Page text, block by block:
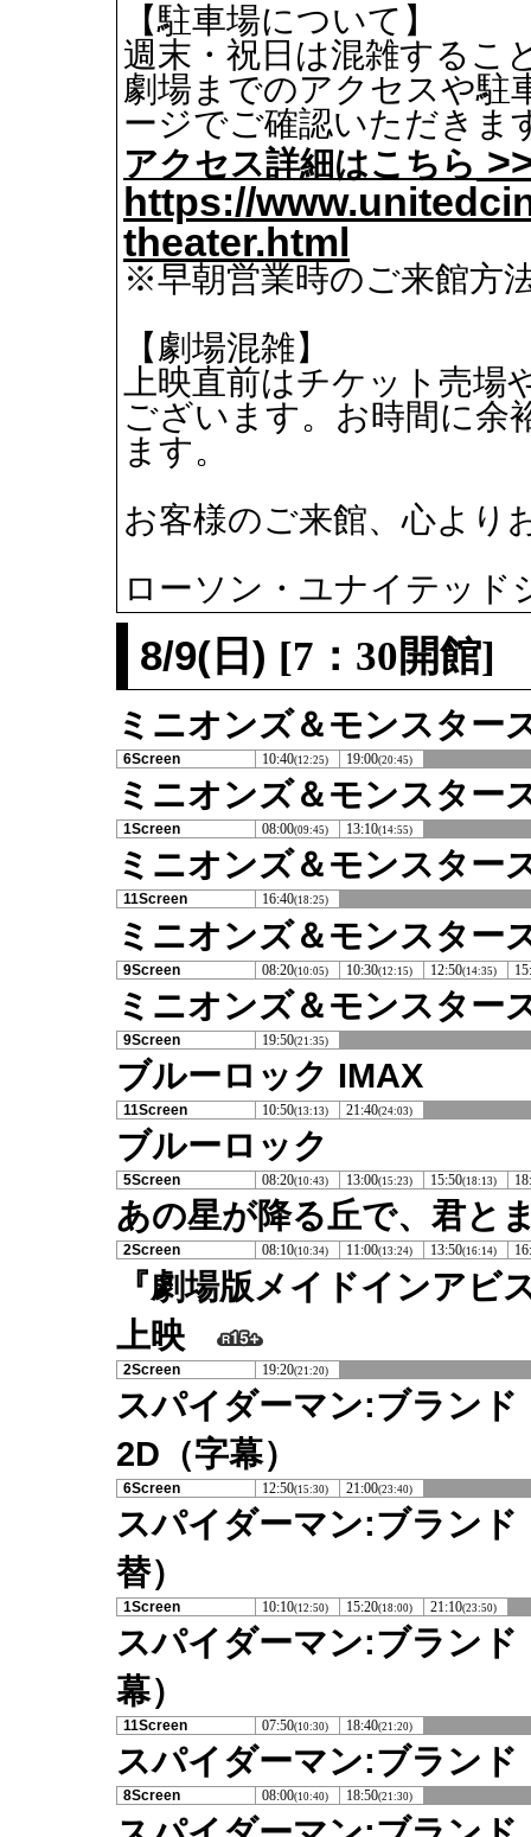
【駐車場について】
週末・祝日は混雑するこ
劇場までのアクセスや駐
ージでご確認いただきま
アクセス詳細はこちら
※早朝営業時のご来館方
【劇場混雑】
上映直前はチケット売
ございます。お時間に余
ます。
お客様のご来館、心より
ローソン・ユナイテッド
8/9(日) [7：30開館]
ミニオンズ＆モンスタ
6Screen 10:40(12:25) 19:00(20:45)
ミニオンズ＆モンスタ
1Screen 08:00(09:45) 13:10(14:55)
ミニオンズ＆モンスタ
11Screen 16:40(18:25)
ミニオンズ＆モンスター
9Screen 08:20(10:05) 10:30(12:15) 12:50(14:35)
ミニオンズ＆モンスター
9Screen 19:50(21:35)
ブルーロック IMAX
11Screen 10:50(13:13) 21:40(24:03)
ブルーロック
5Screen 08:20(10:43) 13:00(15:23) 15:50(18:13)
あの星が降る丘で、君と
2Screen 08:10(10:34) 11:00(13:24) 13:50(16:14)
『劇場版メイドインアビ
上映
2Screen 19:20(21:20)
スパイダーマン:ブラン
2D（字幕）
6Screen 12:50(15:30) 21:00(23:40)
スパイダーマン:ブラン
替）
1Screen 10:10(12:50) 15:20(18:00) 21:10(23:50)
スパイダーマン:ブラン
幕）
11Screen 07:50(10:30) 18:40(21:20)
スパイダーマン:ブランド
8Screen 08:00(10:40) 18:50(21:30)